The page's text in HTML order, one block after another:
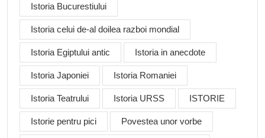
Istoria Bucurestiului
Istoria celui de-al doilea razboi mondial
Istoria Egiptului antic Istoria in anecdote
Istoria Japoniei Istoria Romaniei
Istoria Teatrului Istoria URSS ISTORIE
Istorie pentru pici Povestea unor vorbe